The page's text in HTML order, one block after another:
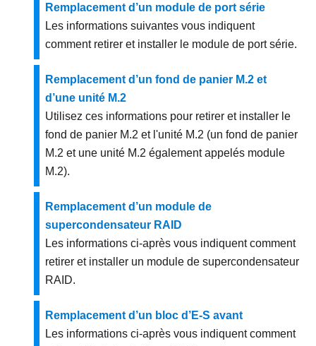
Remplacement d’un module de port série
Les informations suivantes vous indiquent
comment retirer et installer le module de port série.
Remplacement d’un fond de panier M.2 et
d’une unité M.2
Utilisez ces informations pour retirer et installer le
fond de panier M.2 et l'unité M.2 (un fond de panier
M.2 et une unité M.2 également appelés module
M.2).
Remplacement d’un module de
supercondensateur RAID
Les informations ci-après vous indiquent comment
retirer et installer un module de supercondensateur
RAID.
Remplacement d’un bloc d’E-S avant
Les informations ci-après vous indiquent comment